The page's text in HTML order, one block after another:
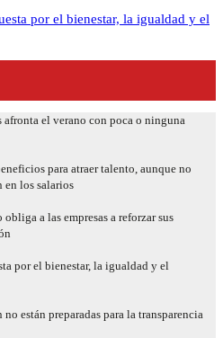
por el bienestar, la igualdad y el
el verano con poca o ninguna
para atraer talento, aunque no
en los salarios
a las empresas a reforzar sus
por el bienestar, la igualdad y el
están preparadas para la transparencia